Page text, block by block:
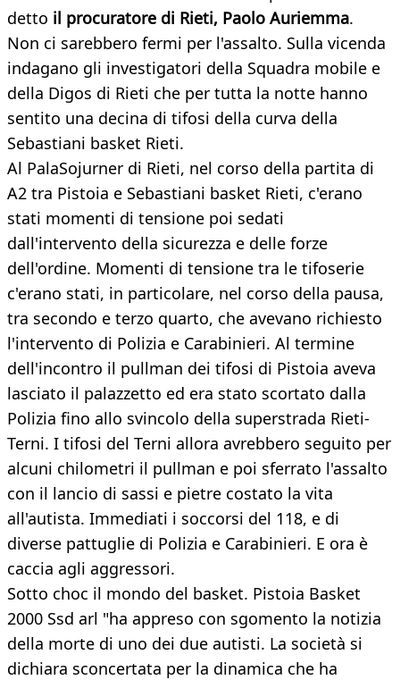
detto il procuratore di Rieti, Paolo Auriemma.
Non ci sarebbero fermi per l'assalto. Sulla vicenda
indagano gli investigatori della Squadra mobile e
della Digos di Rieti che per tutta la notte hanno
sentito una decina di tifosi della curva della
Sebastiani basket Rieti.
Al PalaSojurner di Rieti, nel corso della partita di
A2 tra Pistoia e Sebastiani basket Rieti, c'erano
stati momenti di tensione poi sedati
dall'intervento della sicurezza e delle forze
dell'ordine. Momenti di tensione tra le tifoserie
c'erano stati, in particolare, nel corso della pausa,
tra secondo e terzo quarto, che avevano richiesto
l'intervento di Polizia e Carabinieri. Al termine
dell'incontro il pullman dei tifosi di Pistoia aveva
lasciato il palazzetto ed era stato scortato dalla
Polizia fino allo svincolo della superstrada Rieti-
Terni. I tifosi del Terni allora avrebbero seguito per
alcuni chilometri il pullman e poi sferrato l'assalto
con il lancio di sassi e pietre costato la vita
all'autista. Immediati i soccorsi del 118, e di
diverse pattuglie di Polizia e Carabinieri. E ora è
caccia agli aggressori.
Sotto choc il mondo del basket. Pistoia Basket
2000 Ssd arl "ha appreso con sgomento la notizia
della morte di uno dei due autisti. La società si
dichiara sconcertata per la dinamica che ha